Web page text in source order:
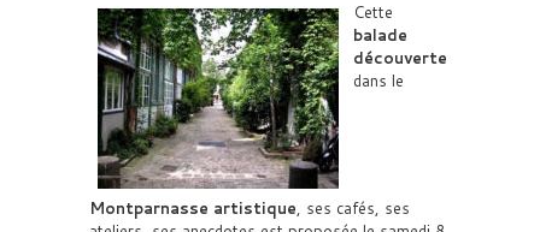
Cette
balade
découverte
dans le
Montparnasse artistique, ses cafés, ses